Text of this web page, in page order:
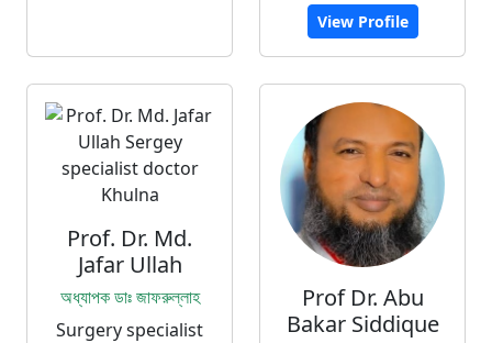
View Profile
Prof. Dr. Md.
Jafar Ullah
অধ্যাপক ডাঃ জাফরুল্লাহ
Surgery specialist
Prof Dr. Abu
Bakar Siddique